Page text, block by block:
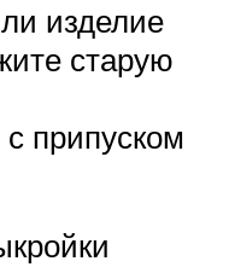
изделие
старую
припуском